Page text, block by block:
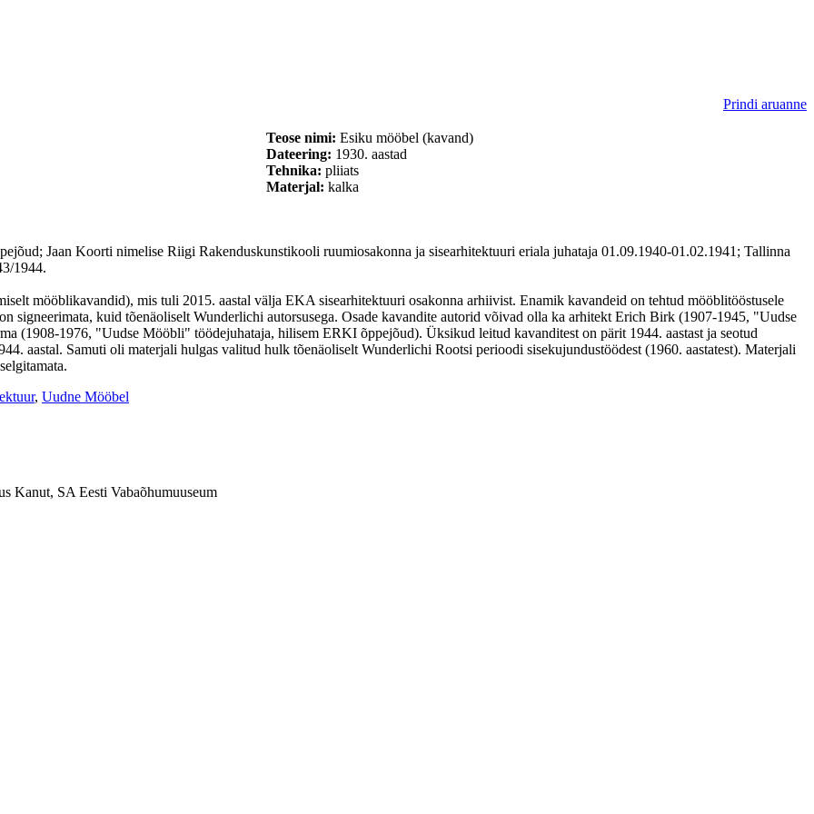
Prindi aruanne
Teose nimi: Esiku mööbel (kavand)
Dateering: 1930. aastad
Tehnika: pliiats
Materjal: kalka
Jaan Koorti nimelise Riigi Rakenduskunstikooli ruumiosakonna ja sisearhitektuuri eriala juhataja 01.09.1940-01.02.1941; Tallinna
1944.
mööblikavandid), mis tuli 2015. aastal välja EKA sisearhitektuuri osakonna arhiivist. Enamik kavandeid on tehtud mööblitööstusele
signeerimata, kuid tõenäoliselt Wunderlichi autorsusega. Osade kavandite autorid võivad olla ka arhitekt Erich Birk (1907-1945, "Uudse
(1908-1976, "Uudse Mööbli" töödejuhataja, hilisem ERKI õppejõud). Üksikud leitud kavanditest on pärit 1944. aastast ja seotud
aastal. Samuti oli materjali hulgas valitud hulk tõenäoliselt Wunderlichi Rootsi perioodi sisekujundustöödest (1960. aastatest). Materjali
, Uudne Mööbel
Kanut, SA Eesti Vabaõhumuuseum